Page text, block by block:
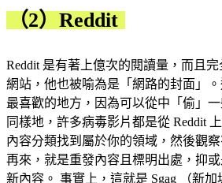
（2）Reddit
Reddit 是有著上億次的閱讀量，而且
網站，他也被喻為是「網路的封面」
最喜歡的地方，因為可以從中「偷」
同樣地，許多病毒影片都是從 Reddit
內容分類找到屬於你的領域，然後觀
再來，就是重發內容且標明出處，抑
新內容。 事實上，這就是 Sgag （新加